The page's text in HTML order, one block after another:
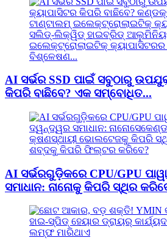
AI ସର୍ଭର SSD ପାଇଁ ସବୁଠାରୁ
କିପରି ବାଛିବେ? ଏକ ସମ୍ବୋଧିତ...
AI ସର୍ଭରଗୁଡ଼ିକରେ CPU/GPU
ସମାଧାନ: ନାନୋକୁ କିପରି ସ୍ଥିର